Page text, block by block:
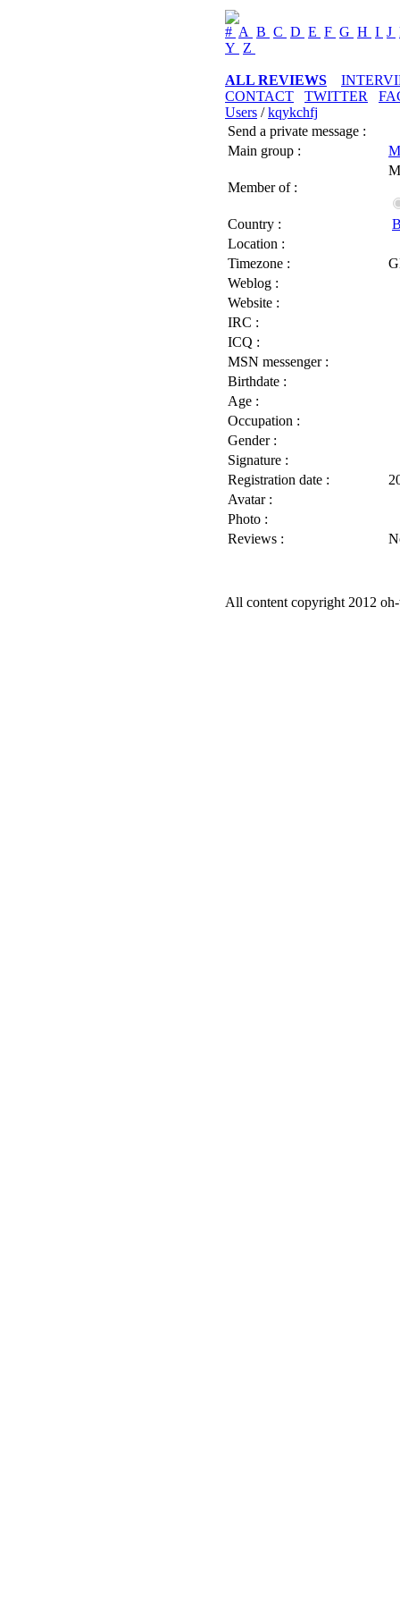
# A B C D E F G H I J
Y Z
ALL REVIEWS
CONTACT
TWITTER
Users /kqykchfj
Send a private message :
Main group :
Member of :
Country :
Location :
Timezone :
Weblog :
Website :
IRC :
ICQ :
MSN messenger :
Birthdate :
Age :
Occupation :
Gender :
Signature :
Registration date :
Avatar :
Photo :
Reviews :
All content copyright 2012